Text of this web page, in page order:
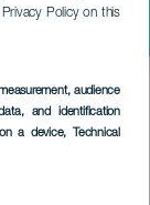
Policy on this
audience
and identification
a device, Technical